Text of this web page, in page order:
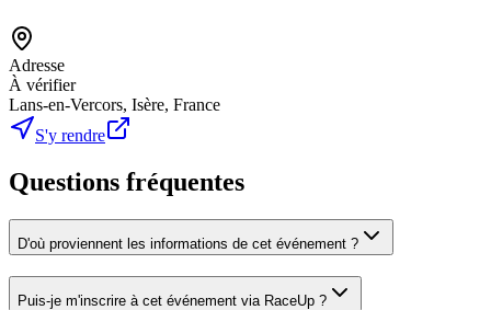
Adresse
À vérifier
Lans-en-Vercors, Isère, France
S'y rendre
Questions fréquentes
D'où proviennent les informations de cet événement ?
Puis-je m'inscrire à cet événement via RaceUp ?